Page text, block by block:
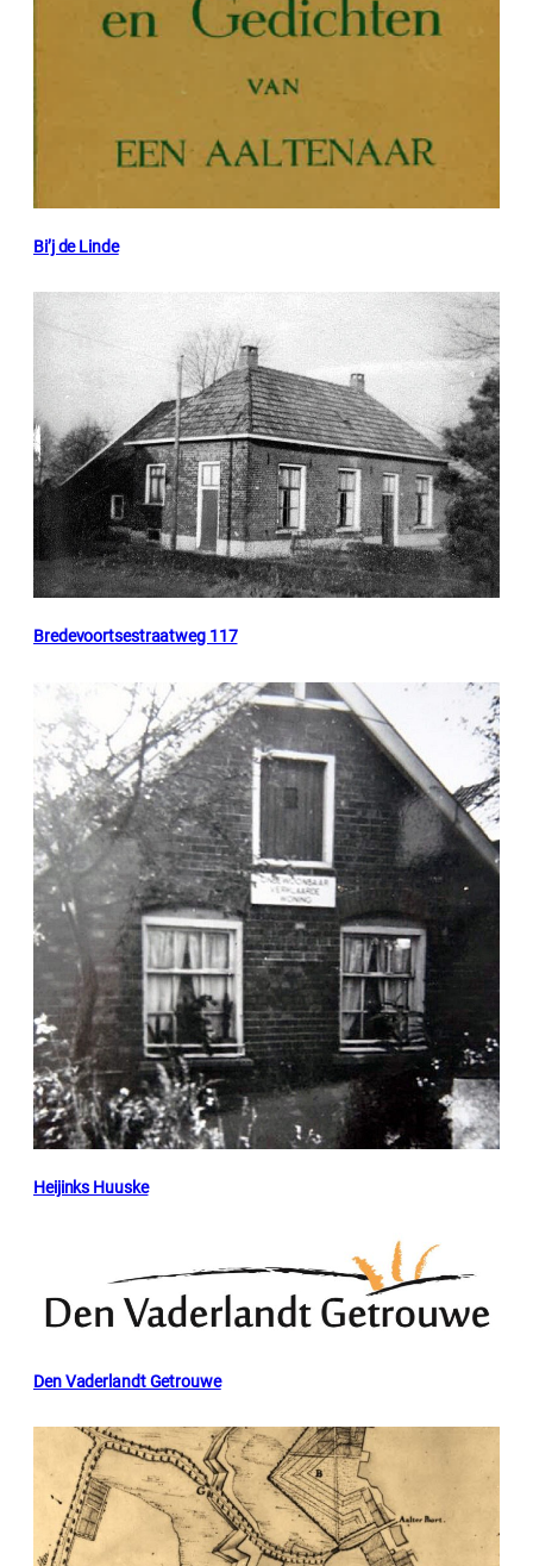
Bi’j de Linde
Bredevoortsestraatweg 117
Heijinks Huuske
Den Vaderlandt Getrouwe